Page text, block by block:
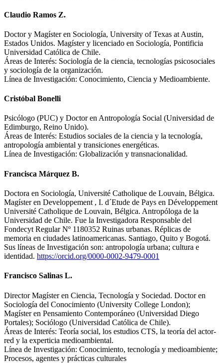
Claudio Ramos Z.
Doctor y Magíster en Sociología, University of Texas at Austin,
Estados Unidos. Magíster y licenciado en Sociología, Pontificia
Universidad Católica de Chile.
Áreas de Interés: Sociología de la ciencia, tecnologías psicosociales
y sociología de la organización.
Línea de Investigación: Conocimiento, Ciencia y Medioambiente.
Cristóbal Bonelli
Psicólogo (PUC) y Doctor en Antropología Social (Universidad de
Edimburgo, Reino Unido).
Áreas de Interés: Estudios sociales de la ciencia y la tecnología,
antropología ambiental y transiciones energéticas.
Línea de Investigación: Globalización y transnacionalidad.
Francisca Márquez B.
Doctora en Sociología, Université Catholique de Louvain, Bélgica.
Magíster en Developpement , I. d´Etude de Pays en Développement
Université Catholique de Louvain, Bélgica. Antropóloga de la
Universidad de Chile. Fue la Investigadora Responsable del
Fondecyt Regular Nº 1180352 Ruinas urbanas. Réplicas de
memoria en ciudades latinoamericanas. Santiago, Quito y Bogotá.
Sus líneas de Investigación son: antropología urbana; cultura e
identidad. https://orcid.org/0000-0002-9479-0001
Francisco Salinas L.
Director Magíster en Ciencia, Tecnología y Sociedad. Doctor en
Sociología del Conocimiento (University College London);
Magíster en Pensamiento Contemporáneo (Universidad Diego
Portales); Sociólogo (Universidad Católica de Chile).
Áreas de Interés: Teoría social, los estudios CTS, la teoría del actor-
red y la experticia medioambiental.
Línea de Investigación: Conocimiento, tecnología y medioambiente;
Procesos, agentes y prácticas culturales